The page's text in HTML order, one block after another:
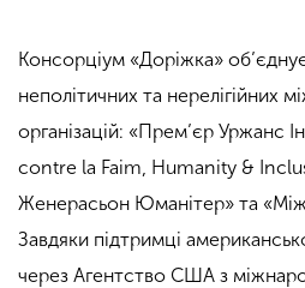
Консорціум «Доріжка»
неполітичних та нерелігійних
організацій: «Прем’єр Уржанс
contre la Faim, Humanity &
Женерасьон Юманітер» та
Завдяки підтримці
через Агентство США з